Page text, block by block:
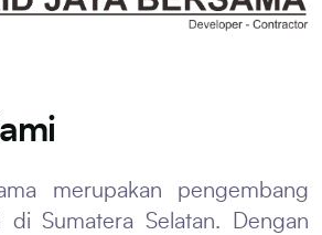
merupakan pengembang
Sumatera Selatan. Dengan